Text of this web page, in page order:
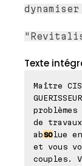
Texte
Maître
de
absolue
et vous
couples.